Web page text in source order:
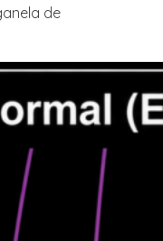
de